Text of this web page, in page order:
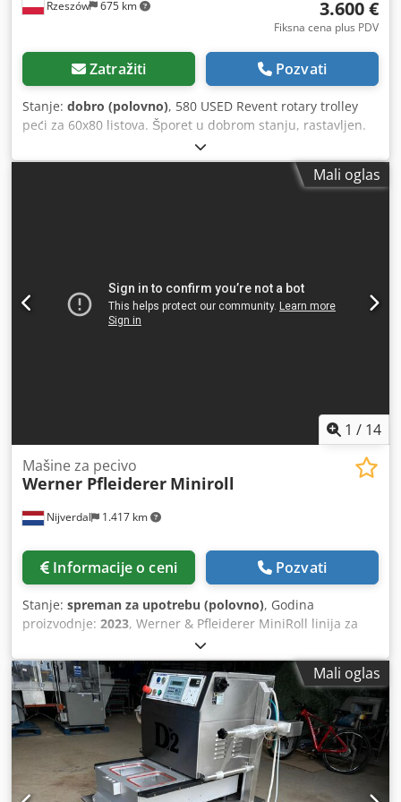
Rzeszów 675 km 3.600 €
Fiksna cena plus PDV
Zatražiti Pozvati
Stanje: dobro (polovno), 580 USED Revent rotary trolley
peći za 60x80 listova. Šporet u dobrom stanju, rastavljen.
Dcsdpfx Aholk Ef Isgok SPOLJNE DIMENZIJE (u cm): -width:
248 -dubina: 176 -H: 245 OPREMU: -korišćeni gorionik za
ulje, - Kućište od nerđajućeg čelika. Rastavljeni uređajMali oglas
1 / 14
Nijverdal 1.417 km
Mašine za pecivo
Werner Pfleiderer Miniroll
Informacije o ceni Pozvati
Stanje: spreman za upotrebu (polovno), Godina
proizvodnje: 2023, Werner & Pfleiderer MiniRoll linija za
valjanje testa je izuzetno kompaktno i efikasno rešenje za
proizvodnju visokokvalitetnih peciva. Zahvaljujući
integrisanoj Multimatic tehnologiji deljenja testa i
ugrađenom bubanj okrugloniku, ova linija obezbeđuje
konstantan kvalitet proizvoda, visok higijenski standard i
impresivne performanse – uz minimalnu potrebnu
površinu. Godina proizvodnje: 2023. Samo 51 radni sat!
Pogodno za proizvodnju: Dugih valjanih zemički Okruglih
zemički Izvedba sa 5 redova, radna širina 600 mm
Mali oglas